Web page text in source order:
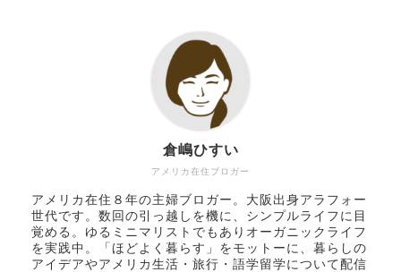
アメリカ在住ブロガー
倉嶋ひすい
アメリカ在住８年の主婦ブロガー。大阪出身アラフォー
世代です。数回の引っ越しを機に、シンプルライフに目
覚める。ゆるミニマリストでもありオーガニックライフ
を実践中。「ほどよく暮らす」をモットーに、暮らしの
アイデアやアメリカ生活・旅行・語学留学について配信